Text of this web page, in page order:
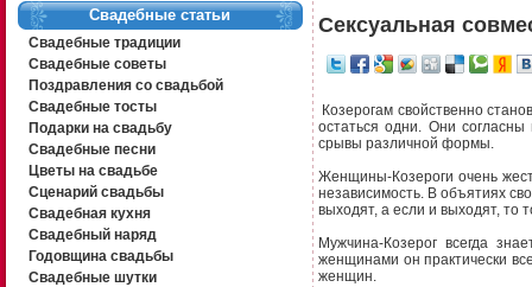
Свадебные статьи
Свадебные традиции
Свадебные советы
Поздравления со свадьбой
Свадебные тосты
Подарки на свадьбу
Свадебные песни
Цветы на свадьбе
Сценарий свадьбы
Свадебная кухня
Свадебный наряд
Годовщина свадьбы
Свадебные шутки
Сексуальная
Козерогам свойственно
остаться одни. Они
срывы различной формы.
Женщины-Козероги очень
независимость. В объятиях
выходят, а если и выходят, то
Мужчина-Козерог всегда
женщинами он практически
женщин.